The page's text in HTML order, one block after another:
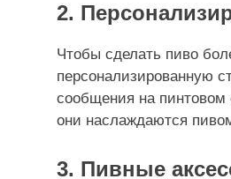
2.
Чтобы сделать пиво
персонализированную
сообщения на пинтовом
они наслаждаются
3. Пивные